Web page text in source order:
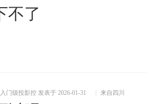
不了
入门级投影控 发表于 2026-01-31 来自四川